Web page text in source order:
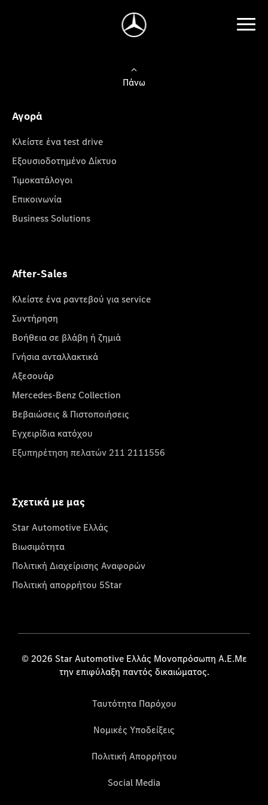
Πάνω
Αγορά
Κλείστε ένα test drive
Εξουσιοδοτημένο Δίκτυο
Τιμοκατάλογοι
Επικοινωνία
Business Solutions
After-Sales
Κλείστε ένα ραντεβού για service
Συντήρηση
Βοήθεια σε βλάβη ή ζημιά
Γνήσια ανταλλακτικά
Αξεσουάρ
Mercedes-Benz Collection
Βεβαιώσεις & Πιστοποιήσεις
Εγχειρίδια κατόχου
Εξυπηρέτηση πελατών 211 2111556
Σχετικά με μας
Star Automotive Ελλάς
Βιωσιμότητα
Πολιτική Διαχείρισης Αναφορών
Πολιτική απορρήτου 5Star
© 2026 Star Automotive Ελλάς Μονοπρόσωπη Α.Ε.Με
την επιφύλαξη παντός δικαιώματος.
Ταυτότητα Παρόχου
Νομικές Υποδείξεις
Πολιτική Απορρήτου
Social Media